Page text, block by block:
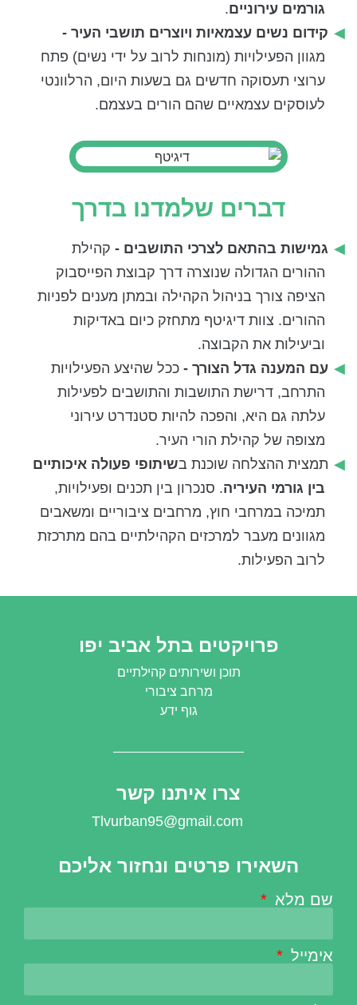
גורמים עירוניים.
קידום נשים עצמאיות ויוצרים תושבי העיר -
מגוון הפעילויות (מונחות לרוב על ידי נשים) פתח
ערוצי תעסוקה חדשים גם בשעות היום, הרלוונטי
לעוסקים עצמאיים שהם הורים בעצמם.
דברים שלמדנו בדרך
גמישות בהתאם לצרכי התושבים - קהילת
ההורים הגדולה שנוצרה דרך קבוצת הפייסבוק
הציפה צורך בניהול הקהילה ובמתן מענים לפניות
ההורים. צוות דיגיטף מתחזק כיום באדיקות
וביעילות את הקבוצה.
עם המענה גדל הצורך - ככל שהיצע הפעילויות
התרחב, דרישת התושבות והתושבים לפעילות
עלתה גם היא, והפכה להיות סטנדרט עירוני
מצופה של קהילת הורי העיר.
תמצית ההצלחה שוכנת בשיתופי פעולה איכותיים
בין גורמי העיריה. סנכרון בין תכנים ופעילויות,
תמיכה במרחבי חוץ, מרחבים ציבוריים ומשאבים
מגוונים מעבר למרכזים הקהילתיים בהם מתרכזת
לרוב הפעילות.
פרויקטים בתל אביב יפו
תוכן ושירותים קהילתיים
מרחב ציבורי
גוף ידע
צרו איתנו קשר
Tlvurban95@gmail.com
השאירו פרטים ונחזור אליכם
שם מלא
אימייל